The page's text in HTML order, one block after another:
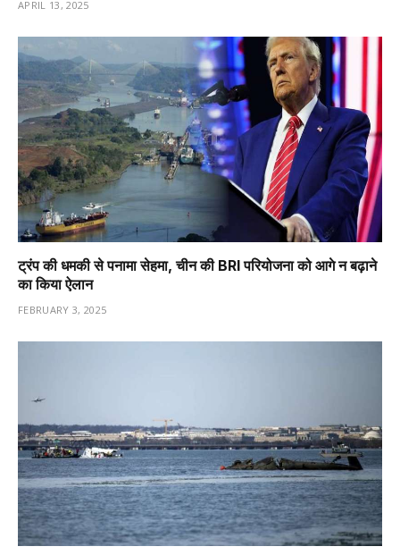
APRIL 13, 2025
ट्रंप की धमकी से पनामा सेहमा, चीन की BRI परियोजना को आगे न बढ़ाने
का किया ऐलान
FEBRUARY 3, 2025